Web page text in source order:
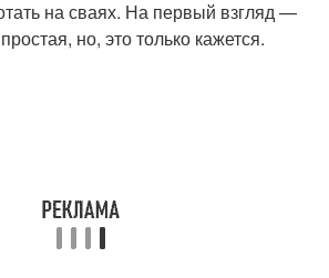
на сваях. На первый взгляд —
но, это только кажется.